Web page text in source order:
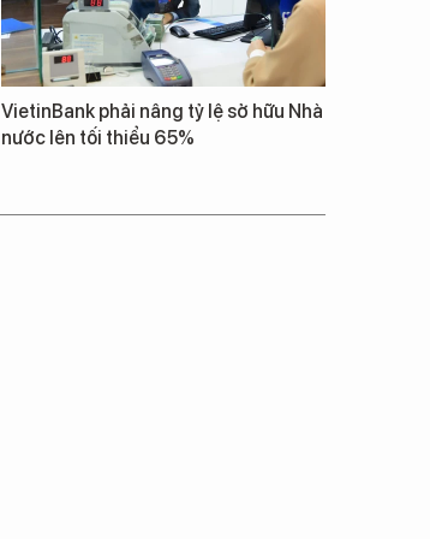
VietinBank phải nâng tỷ lệ sở hữu Nhà
nước lên tối thiểu 65%